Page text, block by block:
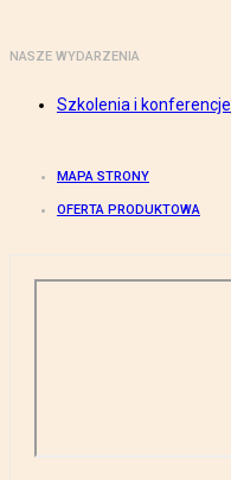
NASZE WYDARZENIA
Szkolenia i konferencje
MAPA STRONY
OFERTA PRODUKTOWA